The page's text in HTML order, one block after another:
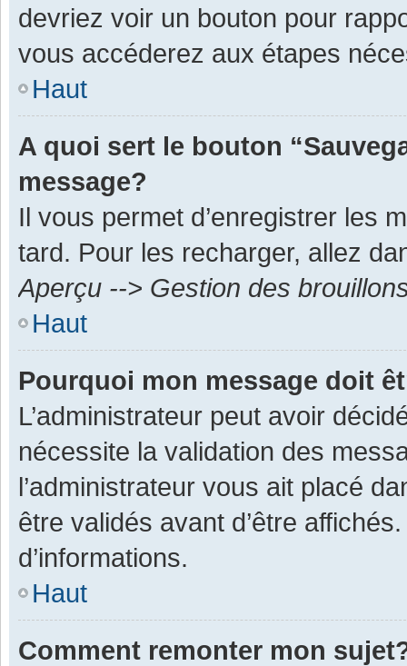
devriez voir un bouton pour
vous accéderez aux étapes
Haut
A quoi sert le bouton
message?
Il vous permet d’enregistrer les
tard. Pour les recharger, allez
Aperçu --> Gestion des
Haut
Pourquoi mon message doit
L’administrateur peut avoir
nécessite la validation des
l’administrateur vous ait placé
être validés avant d’être
d’informations.
Haut
Comment remonter mon